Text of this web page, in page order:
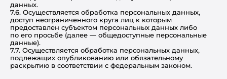
данных.
7.6. Осуществляется обработка персональных данных,
доступ неограниченного круга лиц к которым
предоставлен субъектом персональных данных либо
по его просьбе (далее — общедоступные персональные
данные).
7.7. Осуществляется обработка персональных данных,
подлежащих опубликованию или обязательному
раскрытию в соответствии с федеральным законом.